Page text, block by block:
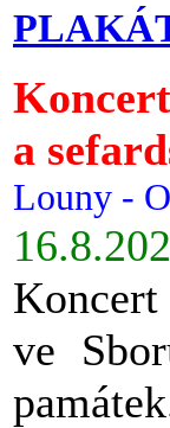
a
Louny -
ve